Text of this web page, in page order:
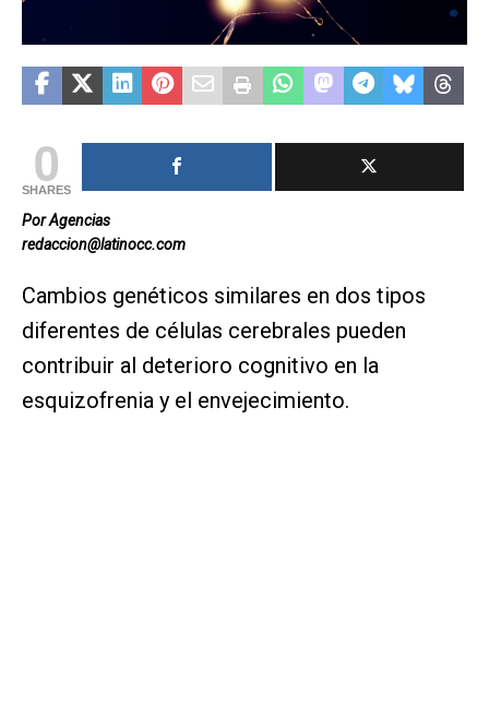
0
SHARES
Por Agencias
redaccion@latinocc.com
Cambios genéticos similares en dos tipos
diferentes de células cerebrales pueden
contribuir al deterioro cognitivo en la
esquizofrenia y el envejecimiento.